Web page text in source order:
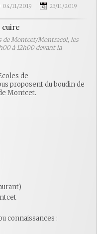
04/11/2019 23/11/2019
cuire
de Montcet/Montracol, les
à 12h00 devant la
de
proposent du boudin de
Montcet.
connaissances :